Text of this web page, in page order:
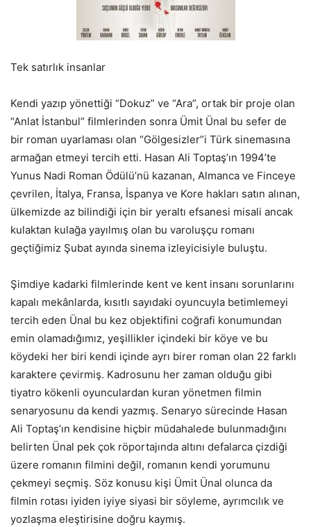
Tek satırlık insanlar
Kendi yazıp yönettiği “Dokuz” ve “Ara”, ortak bir proje olan
“Anlat İstanbul” filmlerinden sonra Ümit Ünal bu sefer de
bir roman uyarlaması olan “Gölgesizler”i Türk sinemasına
armağan etmeyi tercih etti. Hasan Ali Toptaş’ın 1994’te
Yunus Nadi Roman Ödülü’nü kazanan, Almanca ve Finceye
çevrilen, İtalya, Fransa, İspanya ve Kore hakları satın alınan,
ülkemizde az bilindiği için bir yeraltı efsanesi misali ancak
kulaktan kulağa yayılmış olan bu varoluşçu romanı
geçtiğimiz Şubat ayında sinema izleyicisiyle buluştu.
Şimdiye kadarki filmlerinde kent ve kent insanı sorunlarını
kapalı mekânlarda, kısıtlı sayıdaki oyuncuyla betimlemeyi
tercih eden Ünal bu kez objektifini coğrafi konumundan
emin olamadığımız, yeşillikler içindeki bir köye ve bu
köydeki her biri kendi içinde ayrı birer roman olan 22 farklı
karaktere çevirmiş. Kadrosunu her zaman olduğu gibi
tiyatro kökenli oyunculardan kuran yönetmen filmin
senaryosunu da kendi yazmış. Senaryo sürecinde Hasan
Ali Toptaş’ın kendisine hiçbir müdahalede bulunmadığını
belirten Ünal pek çok röportajında altını defalarca çizdiği
üzere romanın filmini değil, romanın kendi yorumunu
çekmeyi seçmiş. Söz konusu kişi Ümit Ünal olunca da
filmin rotası iyiden iyiye siyasi bir söyleme, ayrımcılık ve
yozlaşma eleştirisine doğru kaymış.